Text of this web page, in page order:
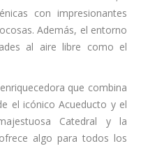
con impresionantes
Además, el entorno
al aire libre como el
que combina
el icónico Acueducto y el
Catedral y la
algo para todos los